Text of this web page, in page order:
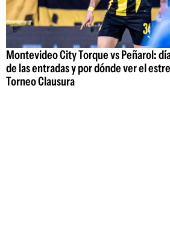
Montevideo City Torque vs Peñarol:
de las entradas y por dónde ver el
Torneo Clausura